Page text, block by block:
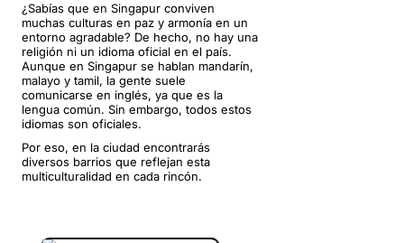
¿Sabías que en Singapur conviven
muchas culturas en paz y armonía en un
entorno agradable? De hecho, no hay una
religión ni un idioma oficial en el país.
Aunque en Singapur se hablan mandarín,
malayo y tamil, la gente suele
comunicarse en inglés, ya que es la
lengua común. Sin embargo, todos estos
idiomas son oficiales.
Por eso, en la ciudad encontrarás
diversos barrios que reflejan esta
multiculturalidad en cada rincón.